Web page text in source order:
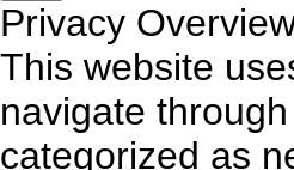
Privacy
This website
navigate
categorized as